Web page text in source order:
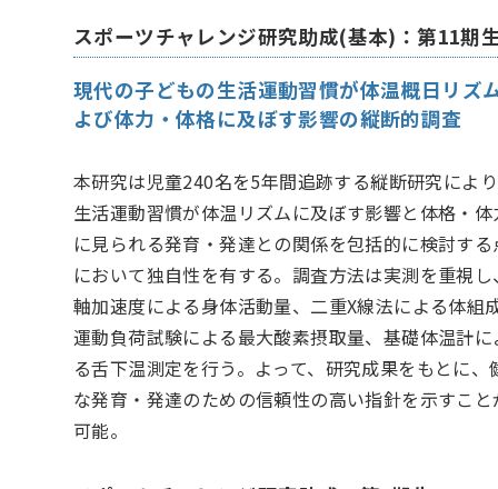
スポーツチャレンジ研究助成(基本)：第11期
現代の子どもの生活運動習慣が体温概日リズ
よび体力・体格に及ぼす影響の縦断的調査
本研究は児童240名を5年間追跡する縦断研究によ
生活運動習慣が体温リズムに及ぼす影響と体格・体
に見られる発育・発達との関係を包括的に検討する
において独自性を有する。調査方法は実測を重視し
軸加速度による身体活動量、二重X線法による体組
運動負荷試験による最大酸素摂取量、基礎体温計に
る舌下温測定を行う。よって、研究成果をもとに、
な発育・発達のための信頼性の高い指針を示すこと
可能。